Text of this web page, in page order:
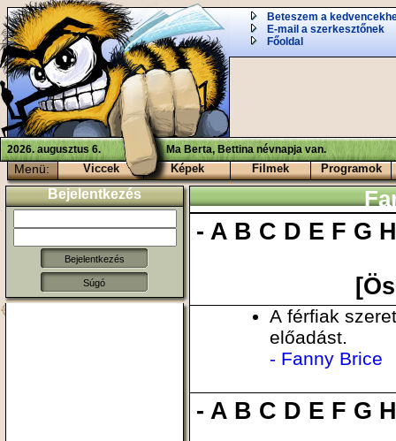
Beteszem a
E-mail a szerkesztőnek
Főoldal
2026. augusztus 6. Ma Berta, Bettina névnapja van.
Menü: Viccek Képek Filmek Programok
Bejelentkezés
Súgó
-A B C D E F G
A férfiak
előadást.
- Fanny Brice
-A B C D E F G